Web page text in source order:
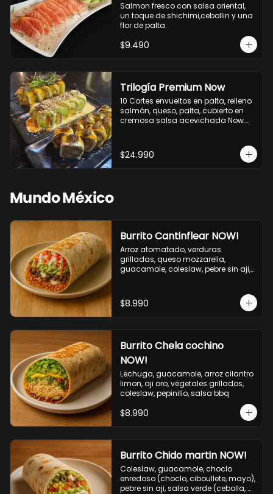
Salmon fresco con salsa oriental,
un toque de shichimi,cebollin y una
flor de palta.
$9.490
Trilogía Premium Now
10 Cortes envueltos en palta, relleno
salmón, queso, palta, cubierto en
cremosa salsa acevichada Now.
palta, cubierto con topping de
chimichurri de la casa flambeado.
$24.990
Mundo México
Burrito Cantinflear NOW!
Arroz atomatado, verduras
grilladas, queso mozzarella,
guacamole, coleslaw, pebre sin aji,
$8.990
Burrito Chela cochino
NOW!
Lechuga, guacamole, arroz cilantro
limon, aji oro, vegetales grillados,
coleslaw, pepinillo, salsa bbq
$8.990
Burrito Chido martin NOW!
Coleslaw, guacamole, choclo
enredoso (choclo, ciboullete, mayo),
pebre sin aji, salsa verde (cebolla,